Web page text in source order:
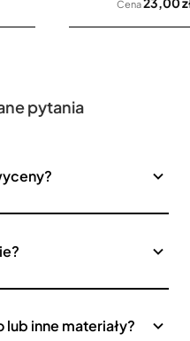
Cena
pytania
lub inne materiały?